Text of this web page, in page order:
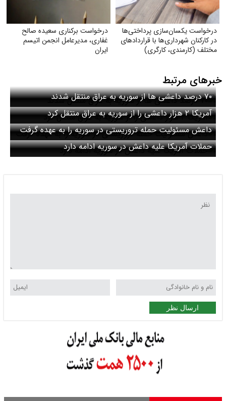
درخواست یکسان‌سازی پرداختی‌ها
در کارکنان شهرداری‌ها با قراردادهای
مختلف (کارمندی، کارگری)
درخواست برکناری سعیده صالح
غفاری، مدیرعامل انجمن اتیسم
ایران
خبرهای مرتبط
۷۰ درصد داعشی ها از سوریه به عراق منتقل شدند
آمریکا ۲ هزار داعشی را از سوریه به عراق منتقل کرد
داعش مسئولیت حمله تروریستی در سوریه را به عهده گرفت
حملات آمریکا علیه داعش در سوریه ادامه دارد
ارسال نظر